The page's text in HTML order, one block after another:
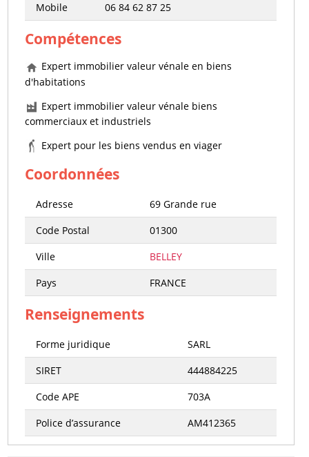
Mobile
06 84 62 87 25
Compétences
Expert immobilier valeur vénale en biens
d'habitations
Expert immobilier valeur vénale biens
commerciaux et industriels
Expert pour les biens vendus en viager
Coordonnées
Adresse
69 Grande rue
Code Postal
01300
Ville
BELLEY
Pays
FRANCE
Renseignements
Forme juridique
SARL
SIRET
444884225
Code APE
703A
Police d’assurance
AM412365